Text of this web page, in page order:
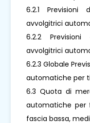
6.2.1 Previsioni
avvolgitrici
6.2.2
avvolgitrici
6.2.3 Globale
automatiche per
6.3 Quota di
automatiche per
fascia bassa,